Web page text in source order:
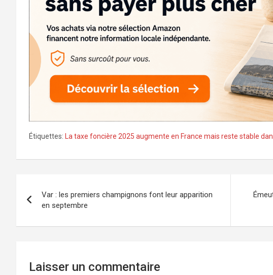
Étiquettes: La taxe foncière 2025 augmente en France mais reste stable
de
l’article
Var : les premiers champignons font leur apparition
en septembre
Laisser un commentaire